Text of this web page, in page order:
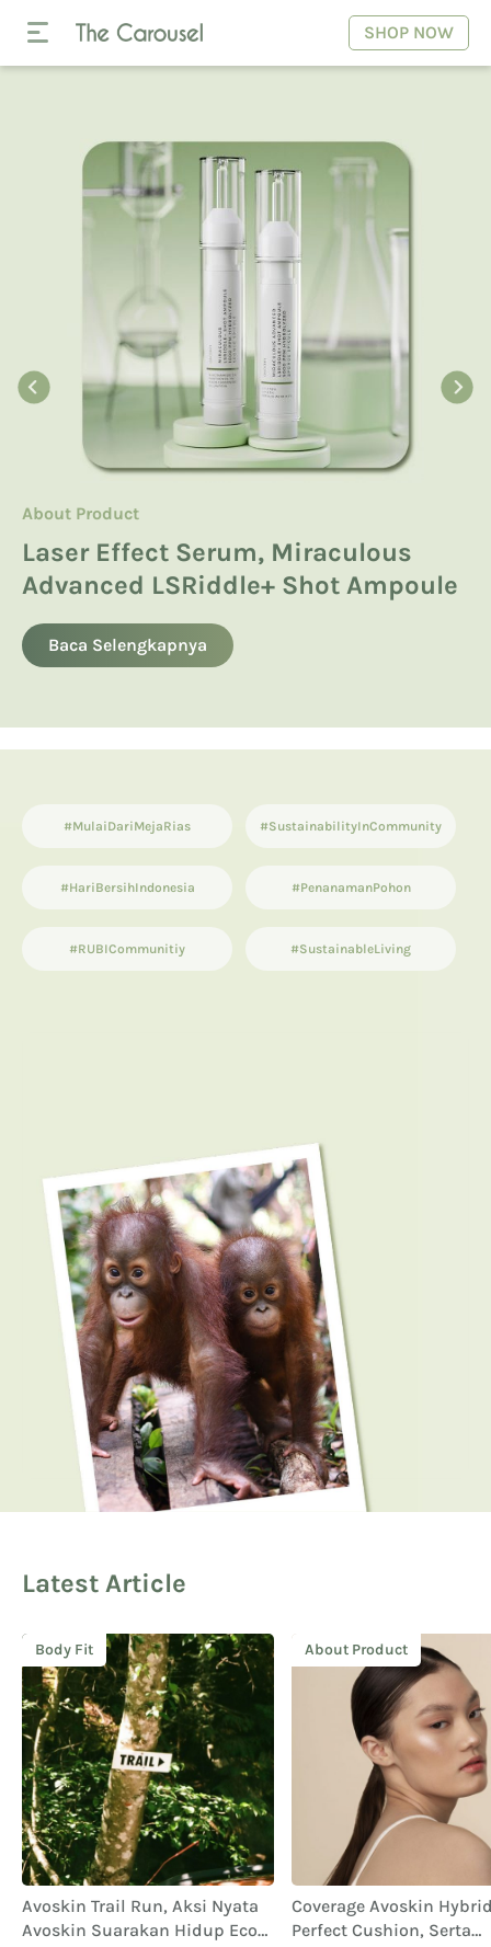
SHOP NOW
About Product
Laser Effect Serum, Miraculous
Advanced LSRiddle+ Shot Ampoule
Baca Selengkapnya
Hyaluronic Acid
Kandungan Skincare yang Boleh
dan Tidak Boleh untuk Ibu Hamil
Baca Selengkapnya
Manfaatkan Spikula, Inilah Avoskin
Miraculous LSRiddle+ Shot
Ampoule
Baca Selengkapnya
Product Knowledge
13 List Produk Avoskin Terbaik dan
Terlaris
#MulaiDariMejaRias #SustainabilityInCommunity
#HariBersihIndonesia #PenanamanPohon
#RUBICommunitiy #SustainableLiving
Latest Article
Body Fit
Avoskin Trail Run, Aksi Nyata
Avoskin Suarakan Hidup Eco
About Product
Coverage Avoskin
Perfect Cushion, Serta